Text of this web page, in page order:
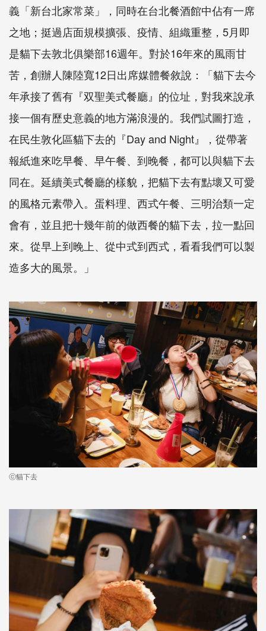
義「新台北家常菜」，同時在台北餐酒館中佔有一席
之地；挺過店面規模擴張、疫情、組織重整，5月即
是貓下去敦北俱樂部16週年。對於16年來的風雨甘
苦，創辦人陳陸寬12日出席媒體餐敘說：「貓下去今
年承接了舊有『双聖美式餐廳』的位址，對我來說承
接一個有歷史意義的地方滿浪漫的。我們試圖打造，
在民生敦化區貓下去的『Day and Night』，從帶著
報紙進來吃早餐、早午餐、到晚餐，都可以與貓下去
同在。延續美式餐廳的樣貌，把貓下去有點壞又可愛
的風格元素帶入。蛋料理、西式午餐、三明治類一定
會有，並且把十幾年前的做西餐的貓下去，拉一點回
來。從早上到晚上、從中式到西式，看看我們可以製
造多大的風景。」
ⓒ貓下去